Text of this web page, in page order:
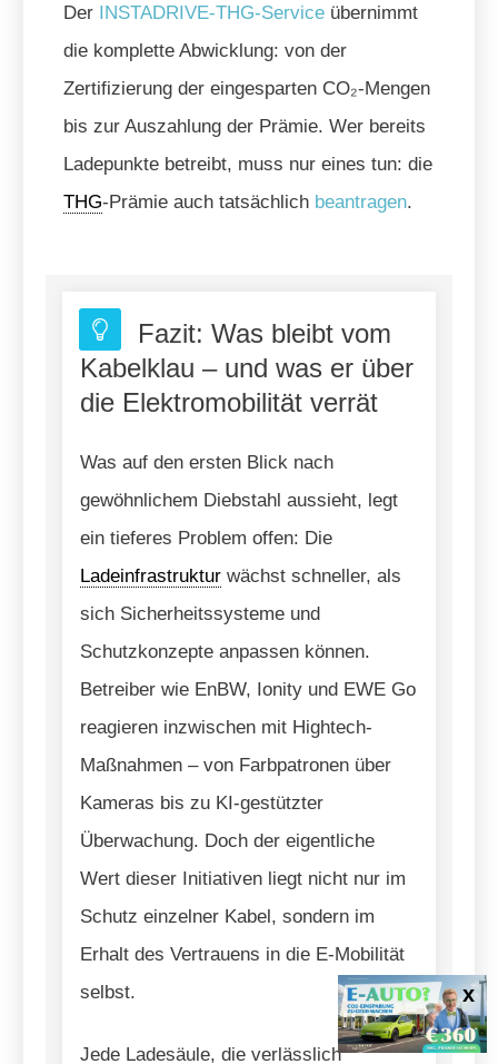
Der INSTADRIVE-THG-Service übernimmt
die komplette Abwicklung: von der
Zertifizierung der eingesparten CO₂-Mengen
bis zur Auszahlung der Prämie. Wer bereits
Ladepunkte betreibt, muss nur eines tun: die
THG-Prämie auch tatsächlich beantragen.
Fazit: Was bleibt vom
Kabelklau – und was er über
die Elektromobilität verrät
Was auf den ersten Blick nach
gewöhnlichem Diebstahl aussieht, legt
ein tieferes Problem offen: Die
Ladeinfrastruktur wächst schneller, als
sich Sicherheitssysteme und
Schutzkonzepte anpassen können.
Betreiber wie EnBW, Ionity und EWE Go
reagieren inzwischen mit Hightech-
Maßnahmen – von Farbpatronen über
Kameras bis zu KI-gestützter
Überwachung. Doch der eigentliche
Wert dieser Initiativen liegt nicht nur im
Schutz einzelner Kabel, sondern im
Erhalt des Vertrauens in die E-Mobilität
selbst.
Jede Ladesäule, die verlässlich